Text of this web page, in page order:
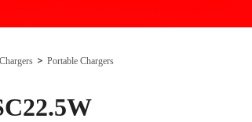
Chargers Portable Chargers